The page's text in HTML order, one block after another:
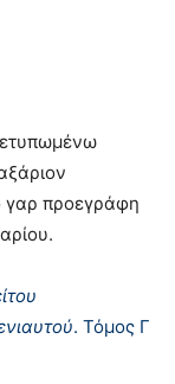
γαρ προεγράφη
. Τόμος Γ